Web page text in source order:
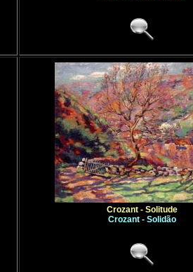
Crozant - Solitude
Crozant - Solidão